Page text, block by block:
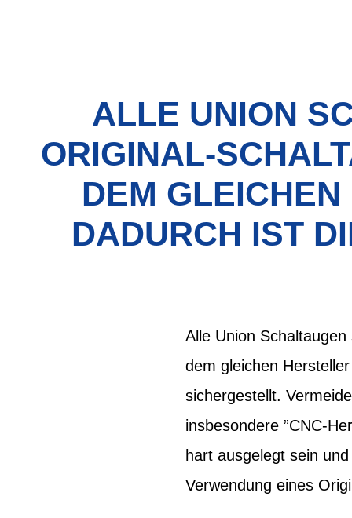
ALLE UNION
ORIGINAL-
DEM
DADURCH IST
Alle Union
dem gleichen
sichergestellt.
insbesondere ”CNC-
hart ausgelegt sein
Verwendung eines